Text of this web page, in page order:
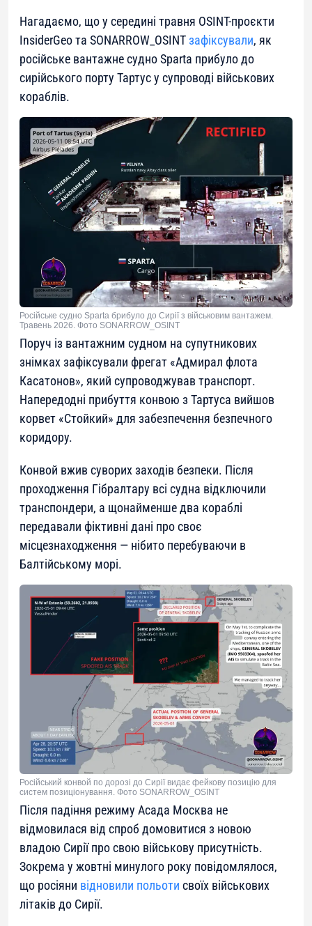
Нагадаємо, що у середині травня OSINT-проєкти
InsiderGeo та SONARROW_OSINTзафіксували, як
російське вантажне судно Sparta прибуло до
сирійського порту Тартус у супроводі військових
кораблів.
Російське судно Sparta брибуло до Сирії з військовим вантажем.
Травень 2026. Фото SONARROW_OSINT
Поруч із вантажним судном на супутникових
знімках зафіксували фрегат «Адмирал флота
Касатонов», який супроводжував транспорт.
Напередодні прибуття конвою з Тартуса вийшов
корвет «Стойкий» для забезпечення безпечного
коридору.
Конвой вжив суворих заходів безпеки. Після
проходження Гібралтару всі судна відключили
транспондери, а щонайменше два кораблі
передавали фіктивні дані про своє
місцезнаходження — нібито перебуваючи в
Балтійському морі.
Російський конвой по дорозі до Сирії видає фейкову позицію для
систем позиціонування. Фото SONARROW_OSINT
Після падіння режиму Асада Москва не
відмовилася від спроб домовитися з новою
владою Сирії про свою військову присутність.
Зокрема у жовтні минулого року повідомлялося,
що росіяни відновили польоти своїх військових
літаків до Сирії.